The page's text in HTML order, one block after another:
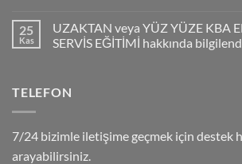
25
Kas
UZAKTAN veya YÜZ YÜZE KBA
SERVİS EĞİTİMİ hakkında
TELEFON
7/24 bizimle iletişime geçmek için destek
arayabilirsiniz.